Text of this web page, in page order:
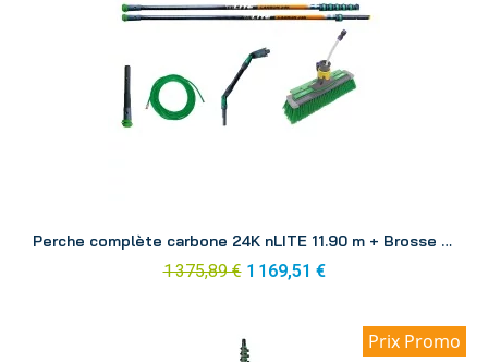
Perche complète carbone 24K nLITE 11.90 m + Brosse CF12H
1 375,89 € 1 169,51 €
Prix Promo